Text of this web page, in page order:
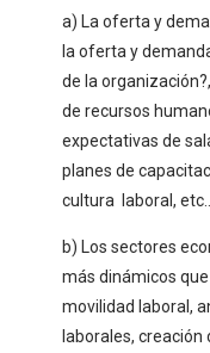
a) La oferta y
la oferta y
de la
de recursos
expectativas de
planes de
cultura laboral, etc..
b) Los sectores
más dinámicos
movilidad laboral,
laborales, creación